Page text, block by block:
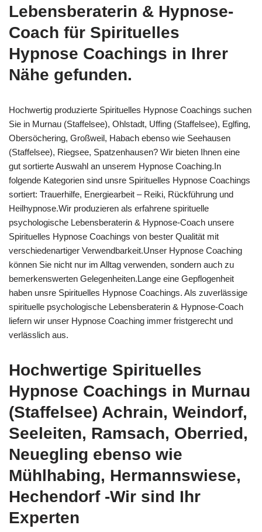
Lebensberaterin & Hypnose-
Coach für Spirituelles
Hypnose Coachings in Ihrer
Nähe gefunden.
Hochwertig produzierte Spirituelles Hypnose Coachings suchen
Sie in Murnau (Staffelsee), Ohlstadt, Uffing (Staffelsee), Eglfing,
Obersöchering, Großweil, Habach ebenso wie Seehausen
(Staffelsee), Riegsee, Spatzenhausen? Wir bieten Ihnen eine
gut sortierte Auswahl an unserem Hypnose Coaching.In
folgende Kategorien sind unsre Spirituelles Hypnose Coachings
sortiert: Trauerhilfe, Energiearbeit – Reiki, Rückführung und
Heilhypnose.Wir produzieren als erfahrene spirituelle
psychologische Lebensberaterin & Hypnose-Coach unsere
Spirituelles Hypnose Coachings von bester Qualität mit
verschiedenartiger Verwendbarkeit.Unser Hypnose Coaching
können Sie nicht nur im Alltag verwenden, sondern auch zu
bemerkenswerten Gelegenheiten.Lange eine Gepflogenheit
haben unsre Spirituelles Hypnose Coachings. Als zuverlässige
spirituelle psychologische Lebensberaterin & Hypnose-Coach
liefern wir unser Hypnose Coaching immer fristgerecht und
verlässlich aus.
Hochwertige Spirituelles
Hypnose Coachings in Murnau
(Staffelsee) Achrain, Weindorf,
Seeleiten, Ramsach, Oberried,
Neuegling ebenso wie
Mühlhabing, Hermannswiese,
Hechendorf -Wir sind Ihr
Experten